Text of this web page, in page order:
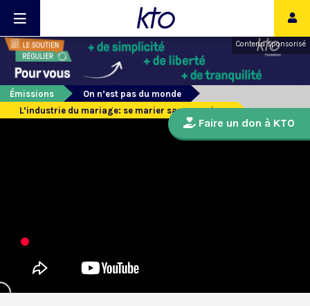
Contenu sponsorisé
Émissions
On n’est pas du monde
L’industrie du mariage: se marier sans se ruiner
Faire un don à KTO